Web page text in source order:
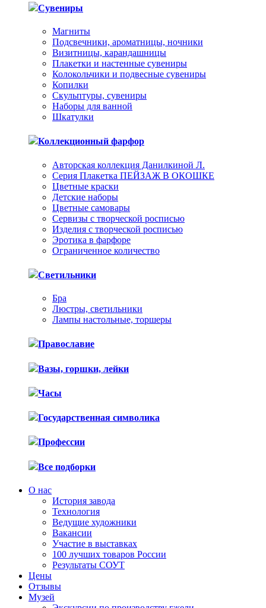
Сувениры
Магниты
Подсвечники, ароматницы, ночники
Визитницы, карандашницы
Плакетки и настенные сувениры
Колокольчики и подвесные сувениры
Копилки
Скульптуры, сувениры
Наборы для ванной
Шкатулки
Коллекционный фарфор
Авторская коллекция Данилкиной Л.
Серия Плакетка ПЕЙЗАЖ В ОКОШКЕ
Цветные краски
Детские наборы
Цветные самовары
Сервизы с творческой росписью
Изделия с творческой росписью
Эротика в фарфоре
Ограниченное количество
Светильники
Бра
Люстры, светильники
Лампы настольные, торшеры
Православие
Вазы, горшки, лейки
Часы
Государственная символика
Профессии
Все подборки
О нас
История завода
Технология
Ведущие художники
Вакансии
Участие в выставках
100 лучших товаров России
Результаты СОУТ
Цены
Отзывы
Музей